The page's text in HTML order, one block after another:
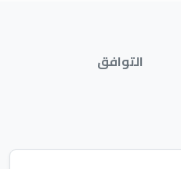
التوافق